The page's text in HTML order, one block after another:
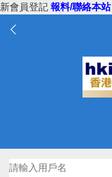
新會員登記 報料/聯絡本站